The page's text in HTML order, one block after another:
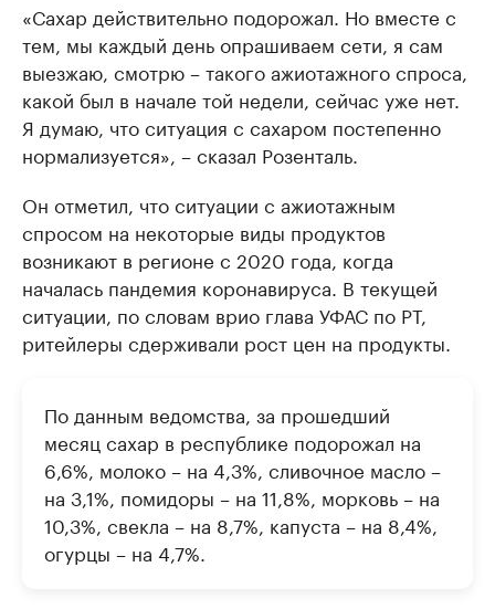
«Сахар действительно подорожал. Но вместе с
тем, мы каждый день опрашиваем сети, я сам
выезжаю, смотрю – такого ажиотажного спроса,
какой был в начале той недели, сейчас уже нет.
Я думаю, что ситуация с сахаром постепенно
нормализуется», – сказал Розенталь.
Он отметил, что ситуации с ажиотажным
спросом на некоторые виды продуктов
возникают в регионе с 2020 года, когда
началась пандемия коронавируса. В текущей
ситуации, по словам врио глава УФАС по РТ,
ритейлеры сдерживали рост цен на продукты.
По данным ведомства, за прошедший
месяц сахар в республике подорожал на
6,6%, молоко – на 4,3%, сливочное масло –
на 3,1%, помидоры – на 11,8%, морковь – на
10,3%, свекла – на 8,7%, капуста – на 8,4%,
огурцы – на 4,7%.